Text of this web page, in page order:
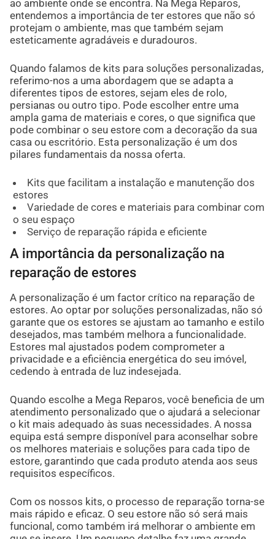
ao ambiente onde se encontra. Na Mega Reparos,
entendemos a importância de ter estores que não só
protejam o ambiente, mas que também sejam
esteticamente agradáveis e duradouros.
Quando falamos de kits para soluções personalizadas,
referimo-nos a uma abordagem que se adapta a
diferentes tipos de estores, sejam eles de rolo,
persianas ou outro tipo. Pode escolher entre uma
ampla gama de materiais e cores, o que significa que
pode combinar o seu estore com a decoração da sua
casa ou escritório. Esta personalização é um dos
pilares fundamentais da nossa oferta.
Kits que facilitam a instalação e manutenção dos
estores
Variedade de cores e materiais para combinar com
o seu espaço
Serviço de reparação rápida e eficiente
A importância da personalização na
reparação de estores
A personalização é um factor crítico na reparação de
estores. Ao optar por soluções personalizadas, não só
garante que os estores se ajustam ao tamanho e estilo
desejados, mas também melhora a funcionalidade.
Estores mal ajustados podem comprometer a
privacidade e a eficiência energética do seu imóvel,
cedendo à entrada de luz indesejada.
Quando escolhe a Mega Reparos, você beneficia de um
atendimento personalizado que o ajudará a selecionar
o kit mais adequado às suas necessidades. A nossa
equipa está sempre disponível para aconselhar sobre
os melhores materiais e soluções para cada tipo de
estore, garantindo que cada produto atenda aos seus
requisitos específicos.
Com os nossos kits, o processo de reparação torna-se
mais rápido e eficaz. O seu estore não só será mais
funcional, como também irá melhorar o ambiente em